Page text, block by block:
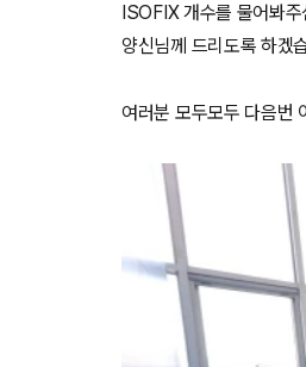
ISOFIX 개수를 물어봐
양신님께 드리도록 하겠
여러분 모두모두 다음번